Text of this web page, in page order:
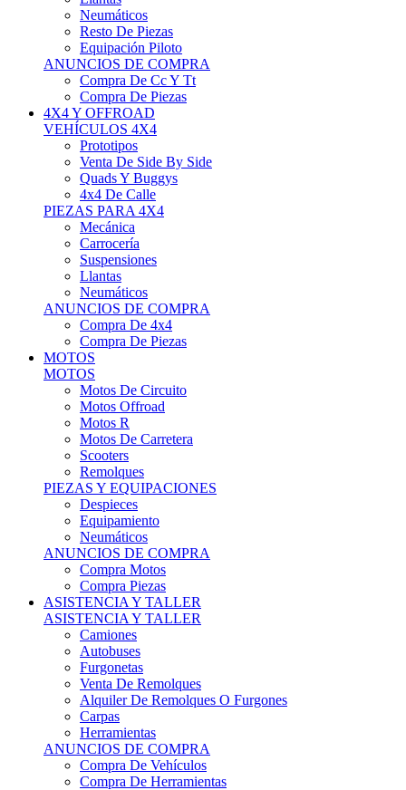
Neumáticos
Resto De Piezas
Equipación Piloto
ANUNCIOS DE COMPRA
Compra De Cc Y Tt
Compra De Piezas
4X4 Y OFFROAD
VEHÍCULOS 4X4
Prototipos
Venta De Side By Side
Quads Y Buggys
4x4 De Calle
PIEZAS PARA 4X4
Mecánica
Carrocería
Suspensiones
Llantas
Neumáticos
ANUNCIOS DE COMPRA
Compra De 4x4
Compra De Piezas
MOTOS
MOTOS
Motos De Circuito
Motos Offroad
Motos R
Motos De Carretera
Scooters
Remolques
PIEZAS Y EQUIPACIONES
Despieces
Equipamiento
Neumáticos
ANUNCIOS DE COMPRA
Compra Motos
Compra Piezas
ASISTENCIA Y TALLER
ASISTENCIA Y TALLER
Camiones
Autobuses
Furgonetas
Venta De Remolques
Alquiler De Remolques O Furgones
Carpas
Herramientas
ANUNCIOS DE COMPRA
Compra De Vehículos
Compra De Herramientas